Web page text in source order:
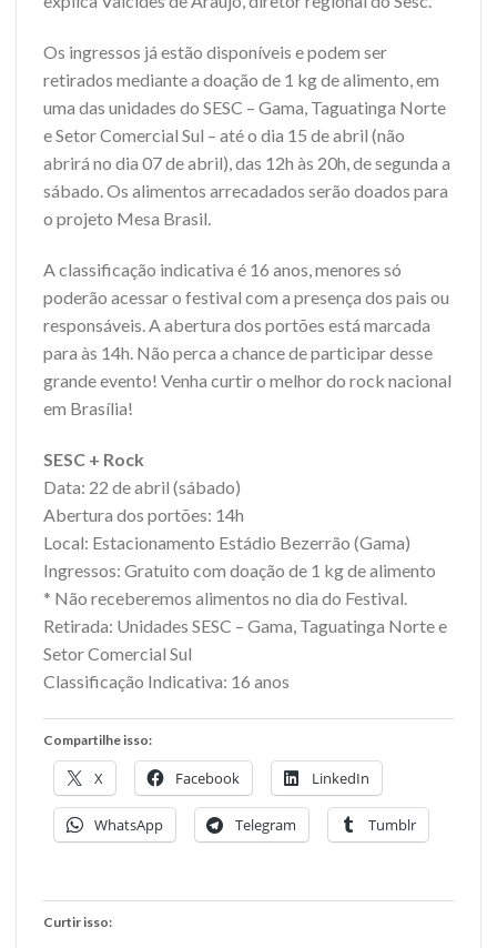
Os ingressos já estão disponíveis e podem ser
retirados mediante a doação de 1 kg de alimento, em
uma das unidades do SESC – Gama, Taguatinga Norte
e Setor Comercial Sul – até o dia 15 de abril (não
abrirá no dia 07 de abril), das 12h às 20h, de segunda a
sábado. Os alimentos arrecadados serão doados para
o projeto Mesa Brasil.
A classificação indicativa é 16 anos, menores só
poderão acessar o festival com a presença dos pais ou
responsáveis. A abertura dos portões está marcada
para às 14h. Não perca a chance de participar desse
grande evento! Venha curtir o melhor do rock nacional
em Brasília!
SESC + Rock
Data: 22 de abril (sábado)
Abertura dos portões: 14h
Local: Estacionamento Estádio Bezerrão (Gama)
Ingressos: Gratuito com doação de 1 kg de alimento
* Não receberemos alimentos no dia do Festival.
Retirada: Unidades SESC – Gama, Taguatinga Norte e
Setor Comercial Sul
Classificação Indicativa: 16 anos
Compartilhe isso:
X Facebook LinkedIn
WhatsApp Telegram Tumblr
Curtir isso: